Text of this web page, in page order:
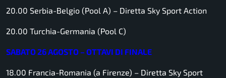
20.00 Serbia-Belgio (Pool A) – Diretta Sky Sport Action
20.00 Turchia-Germania (Pool C)
SABATO 26 AGOSTO – OTTAVI DI FINALE
18.00 Francia-Romania (a Firenze) – Diretta Sky Sport